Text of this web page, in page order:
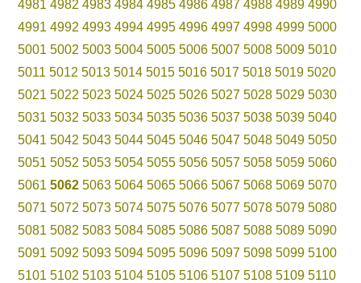
4981 4982 4983 4984 4985 4986 4987 4988 4989 4990
4991 4992 4993 4994 4995 4996 4997 4998 4999 5000
5001 5002 5003 5004 5005 5006 5007 5008 5009 5010
5011 5012 5013 5014 5015 5016 5017 5018 5019 5020
5021 5022 5023 5024 5025 5026 5027 5028 5029 5030
5031 5032 5033 5034 5035 5036 5037 5038 5039 5040
5041 5042 5043 5044 5045 5046 5047 5048 5049 5050
5051 5052 5053 5054 5055 5056 5057 5058 5059 5060
5061 5062 5063 5064 5065 5066 5067 5068 5069 5070
5071 5072 5073 5074 5075 5076 5077 5078 5079 5080
5081 5082 5083 5084 5085 5086 5087 5088 5089 5090
5091 5092 5093 5094 5095 5096 5097 5098 5099 5100
5101 5102 5103 5104 5105 5106 5107 5108 5109 5110